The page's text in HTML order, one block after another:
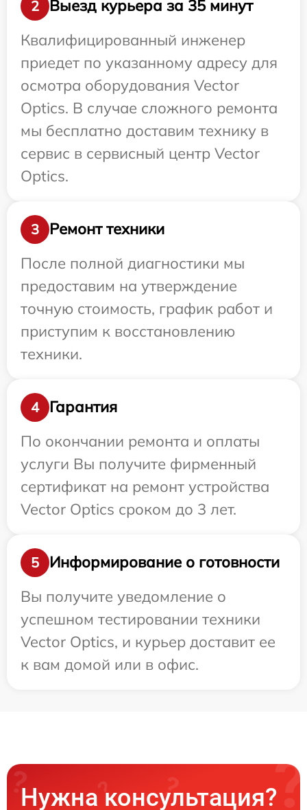
2
Выезд курьера за 35 минут
Квалифицированный инженер
приедет по указанному адресу для
осмотра оборудования Vector
Optics. В случае сложного ремонта
мы бесплатно доставим технику в
сервис в сервисный центр Vector
Optics.
3
Ремонт техники
После полной диагностики мы
предоставим на утверждение
точную стоимость, график работ и
приступим к восстановлению
техники.
4
Гарантия
По окончании ремонта и оплаты
услуги Вы получите фирменный
сертификат на ремонт устройства
Vector Optics сроком до 3 лет.
5
Информирование о готовности
Вы получите уведомление о
успешном тестировании техники
Vector Optics, и курьер доставит ее
к вам домой или в офис.
Нужна консультация?